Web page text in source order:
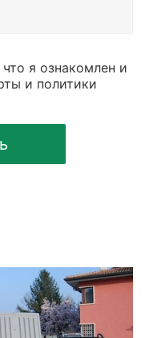
я ознакомлен и
и политики